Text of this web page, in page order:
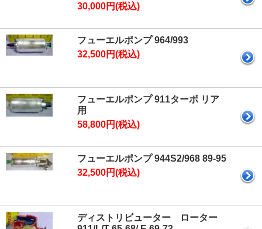
30,000円(税込)
フューエルポンプ 964/993
32,500円(税込)
フューエルポンプ 911ターボ リア
用
58,800円(税込)
フューエルポンプ 944S2/968 89-95
32,500円(税込)
ディストリビューター ローター